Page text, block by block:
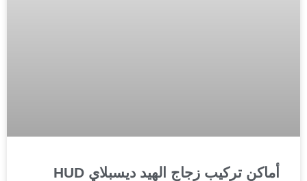
أماكن تركيب زجاج الهيد ديسبلاي HUD